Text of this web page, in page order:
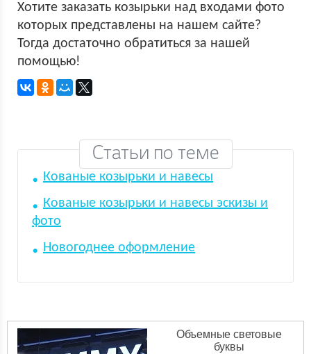
Хотите заказать козырьки над входами фото
которых представлены на нашем сайте?
Тогда достаточно обратиться за нашей
помощью!
Статьи по теме
Кованые козырьки и навесы
Кованые козырьки и навесы эскизы и
фото
Новогоднее оформление
Объемные световые
буквы